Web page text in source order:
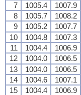
7
1005.4 1007.9
8
1005.7 1008.2
9
1005.2 1007.7
10
1004.8 1007.3
11
1004.4 1006.9
12
1004.0 1006.5
13
1004.0 1006.5
14
1004.6 1007.1
15
1004.4 1006.9